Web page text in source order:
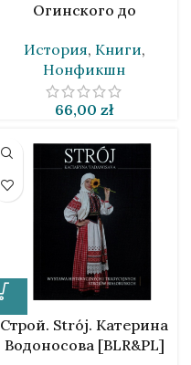
Огинского до
Владимир Орлов [BLR]
История, Книги,
Нонфикшн
66,00 zł
Строй. Strój. Катерина
Водоносова [BLR&PL]